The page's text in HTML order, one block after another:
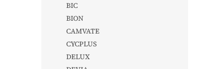
BIC
BION
CAMVATE
CYCPLUS
DELUX